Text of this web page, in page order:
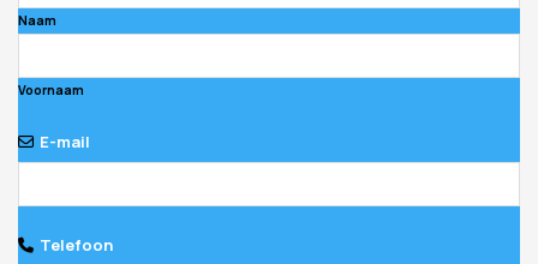
Naam
Voornaam
E-mail
Telefoon